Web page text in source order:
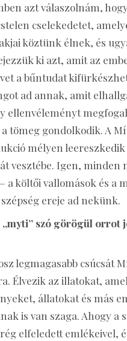
azt válaszolnám,
cselekedetet,
köztünk élnek, és
ki azt, amit az
a bűntudat
ad annak, amit
ellenvéleményt
tömeg gondolkodik. A
mélyen
vesztébe. Igen,
költői vallomások és a
ereje ad nekünk.
szó görögül orrot
legmagasabb csúcsát
Élvezik az illatokat,
állatokat és más
is van szaga. Ahogy a
elfeledett emlékeivel,